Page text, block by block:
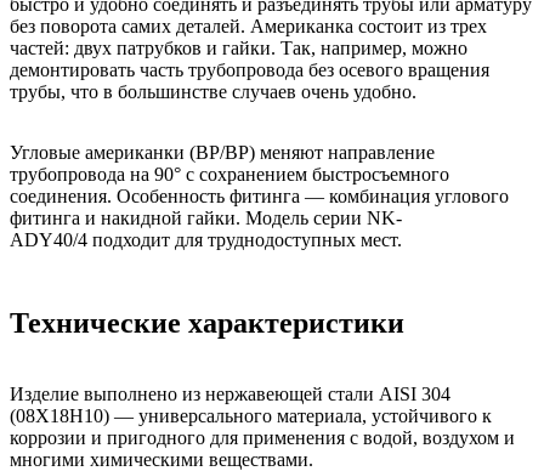
Угловые американки (ВР/ВР) меняют направление
трубопровода на 90° с сохранением быстросъемного
соединения. Особенность фитинга — комбинация углового
фитинга и накидной гайки. Модель серии NK-
ADY40/4 подходит для труднодоступных мест.
быстро и удобно соединять и разъединять трубы или арматуру
без поворота самих деталей. Американка состоит из трех
частей: двух патрубков и гайки. Так, например, можно
демонтировать часть трубопровода без осевого вращения
трубы, что в большинстве случаев очень удобно.
Технические характеристики
Изделие выполнено из нержавеющей стали AISI 304
(08Х18Н10) — универсального материала, устойчивого к
коррозии и пригодного для применения с водой, воздухом и
многими химическими веществами.